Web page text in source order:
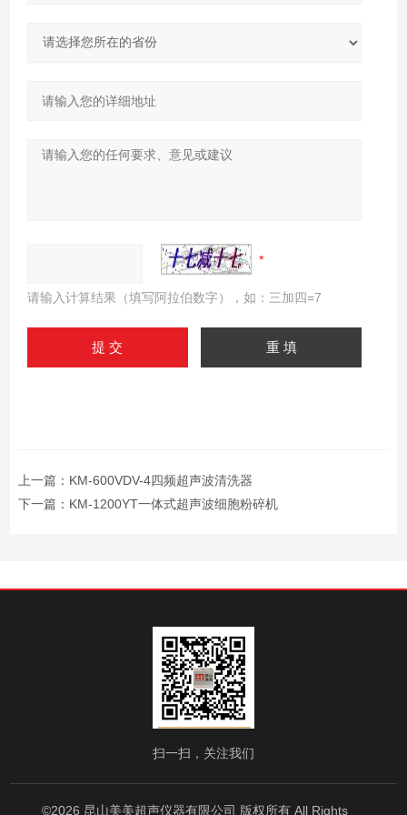
请输入计算结果（填写阿拉伯数字），如：三加四=7
上一篇： KM-600VDV-4四频超声波清洗器
下一篇： KM-1200YT一体式超声波细胞粉碎机
扫一扫，关注我们
©2026 昆山美美超声仪器有限公司 版权所有 All Rights